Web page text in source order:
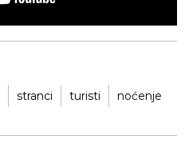
stranci turisti noćenje